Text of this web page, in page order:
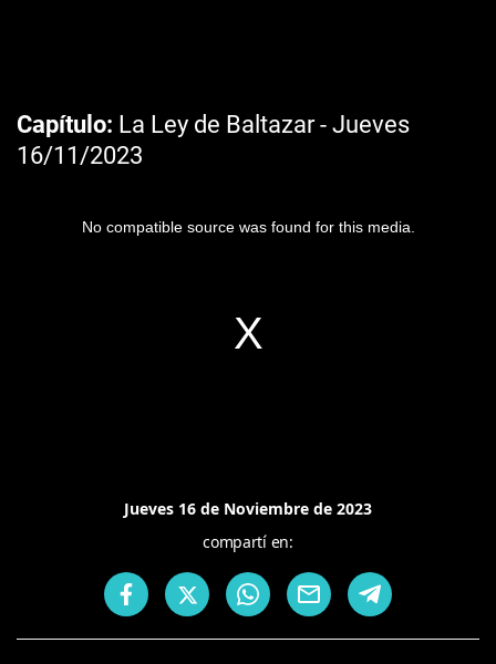
Capítulo La Ley de Baltazar - Jueves
16/11/2023
No compatible source was found for this media.
Jueves 16 de Noviembre de 2023
compartí en: